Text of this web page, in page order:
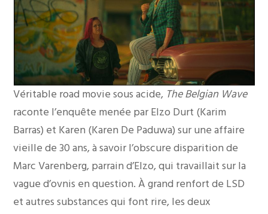
Véritable road movie sous acide, The Belgian Wave
raconte l’enquête menée par Elzo Durt (Karim
Barras) et Karen (Karen De Paduwa) sur une affaire
vieille de 30 ans, à savoir l’obscure disparition de
Marc Varenberg, parrain d’Elzo, qui travaillait sur la
vague d’ovnis en question. À grand renfort de LSD
et autres substances qui font rire, les deux